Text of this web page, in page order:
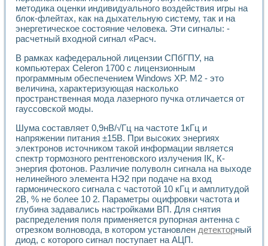
методика оценки индивидуального воздействия игры на
блок-флейтах, как на дыхательную систему, так и на
энергетическое состояние человека. Эти сигналы: -
расчетный входной сигнал «Расч.
В рамках кафедеральной лицензии СПбГПУ, на
компьютерах Celeron 1700 с лицензионным
программным обеспечением Windows XP. М2 - это
величина, характеризующая насколько
пространственная мода лазерного пучка отличается от
гауссовской моды.
Шума составляет 0,9нВ/√Гц на частоте 1кГц и
напряжении питания ±15В. При высоких энергиях
электронов источником такой информации является
спектр тормозного рентгеновского излучения IК, К-
энергия фотонов. Различие полуволн сигнала на выходе
нелинейного элемента НЭ2 при подаче на вход
гармонического сигнала с частотой 10 кГц и амплитудой
2В, % не более 10 2. Параметры оцифровки частота и
глубина задавались настройками ВП. Для снятия
распределения поля применяется рупорная антенна с
отрезком волновода, в котором установлен детекторный
диод, с которого сигнал поступает на АЦП.